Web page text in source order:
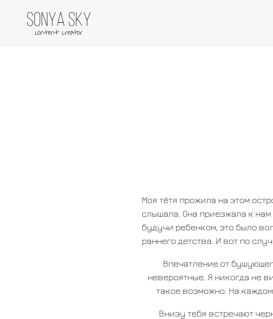
Моя тётя прожила на этом
слышала. Она приезжала к
будучи ребенком, это было
раннего детства. И вот по
Впечатление от
невероятные. Я никогда не
такое возможно. На
Внизу тебя встречают